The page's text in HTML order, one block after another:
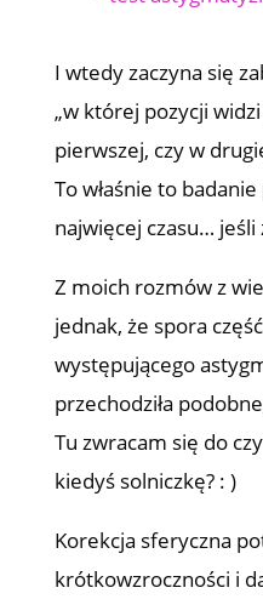
I wtedy zaczyna się
„w której pozycji
pierwszej, czy w
To właśnie to
najwięcej czasu…
Z moich rozmów z
jednak, że spora
występującego
przechodziła
Tu zwracam się do
kiedyś solniczkę? : )
Korekcja sferyczna
krótkowzroczności i